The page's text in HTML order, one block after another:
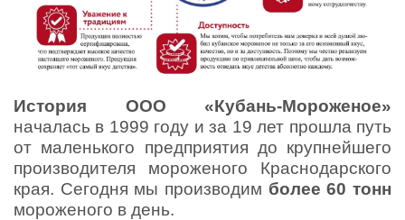
История ООО «Кубань-Мороженое»
началась в 1999 году и за 19 лет прошла путь
от маленького предприятия до крупнейшего
производителя мороженого Краснодарского
края. Сегодня мы производим более 60 тонн
мороженого в день.